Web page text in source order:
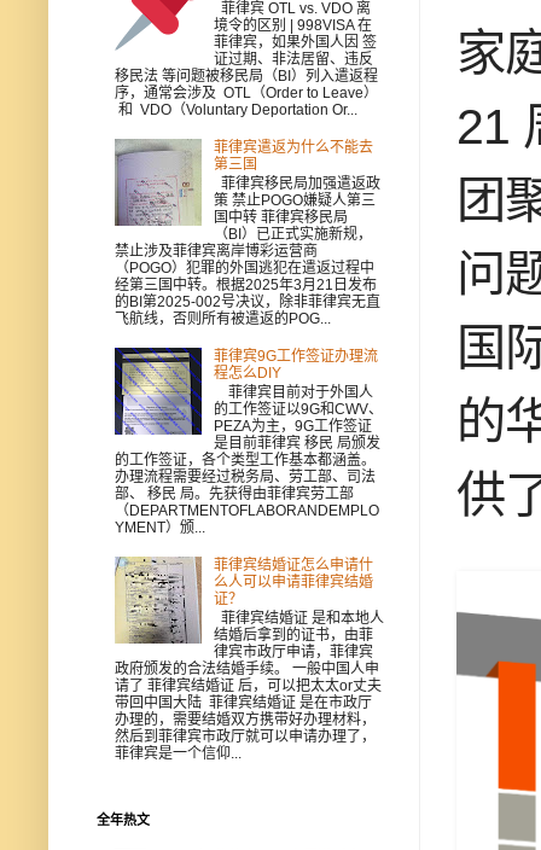
家
21
团
问
国
的
供
菲律宾 OTL vs. VDO 离
境令的区别 | 998VISA 在
菲律宾，如果外国人因 签
证过期、非法居留、违反
移民法 等问题被移民局（BI）列入遣返程
序，通常会涉及 OTL（Order to Leave）
和 VDO（Voluntary Deportation Or...
菲律宾遣返为什么不能去
第三国
菲律宾移民局加强遣返政
策 禁止POGO嫌疑人第三
国中转 菲律宾移民局
（BI）已正式实施新规，
禁止涉及菲律宾离岸博彩运营商
（POGO）犯罪的外国逃犯在遣返过程中
经第三国中转。根据2025年3月21日发布
的BI第2025-002号决议，除非菲律宾无直
飞航线，否则所有被遣返的POG...
菲律宾9G工作签证办理流
程怎么DIY
菲律宾目前对于外国人
的工作签证以9G和CWV、
PEZA为主，9G工作签证
是目前菲律宾 移民 局颁发
的工作签证，各个类型工作基本都涵盖。
办理流程需要经过税务局、劳工部、司法
部、 移民 局。先获得由菲律宾劳工部
（DEPARTMENTOFLABORANDEMPLO
YMENT）颁...
菲律宾结婚证怎么申请什
么人可以申请菲律宾结婚
证？
菲律宾结婚证 是和本地人
结婚后拿到的证书，由菲
律宾市政厅申请，菲律宾
政府颁发的合法结婚手续。 一般中国人申
请了 菲律宾结婚证 后，可以把太太or丈夫
带回中国大陆 菲律宾结婚证 是在市政厅
办理的，需要结婚双方携带好办理材料，
然后到菲律宾市政厅就可以申请办理了，
菲律宾是一个信仰...
全年热文